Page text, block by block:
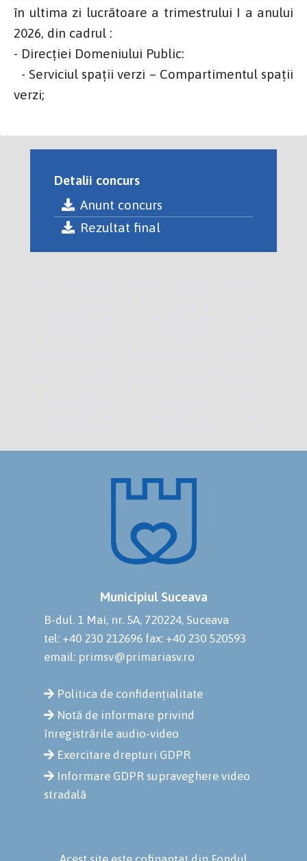
în ultima zi lucrătoare a trimestrului I a anului
2026, din cadrul :
- Direcției Domeniului Public:
- Serviciul spații verzi – Compartimentul spații
verzi;
Detalii concurs
Anunt concurs
Rezultat final
Municipiul Suceava
B-dul. 1 Mai, nr. 5A, 720224, Suceava
tel: +40 230 212696 fax: +40 230 520593
email: primsv@primariasv.ro
Politica de confidențialitate
Notă de informare privind
înregistrările audio-video
Exercitare drepturi GDPR
Informare GDPR supraveghere video
stradală